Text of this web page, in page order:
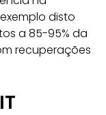
disto
a 85-95% da
recuperações